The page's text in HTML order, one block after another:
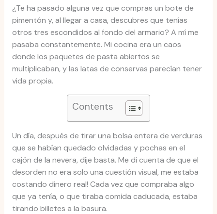
¿Te ha pasado alguna vez que compras un bote de
pimentón y, al llegar a casa, descubres que tenías
otros tres escondidos al fondo del armario? A mí me
pasaba constantemente. Mi cocina era un caos
donde los paquetes de pasta abiertos se
multiplicaban, y las latas de conservas parecían tener
vida propia.
Contents
Un día, después de tirar una bolsa entera de verduras
que se habían quedado olvidadas y pochas en el
cajón de la nevera, dije basta. Me di cuenta de que el
desorden no era solo una cuestión visual, me estaba
costando dinero real! Cada vez que compraba algo
que ya tenía, o que tiraba comida caducada, estaba
tirando billetes a la basura.